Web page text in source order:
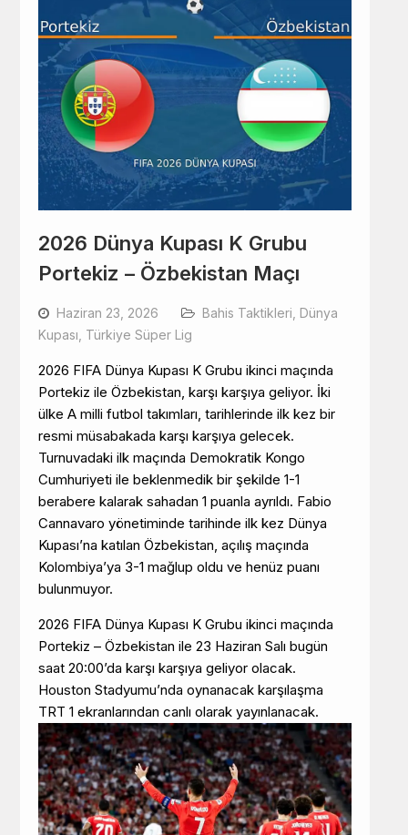
2026 Dünya Kupası K Grubu
Portekiz – Özbekistan Maçı
Haziran 23, 2026 Bahis Taktikleri Dünya
Kupası Türkiye Süper Lig
2026 FIFA Dünya Kupası K Grubu ikinci maçında
Portekiz ile Özbekistan, karşı karşıya geliyor. İki
ülke A milli futbol takımları, tarihlerinde ilk kez bir
resmi müsabakada karşı karşıya gelecek.
Turnuvadaki ilk maçında Demokratik Kongo
Cumhuriyeti ile beklenmedik bir şekilde 1-1
berabere kalarak sahadan 1 puanla ayrıldı. Fabio
Cannavaro yönetiminde tarihinde ilk kez Dünya
Kupası’na katılan Özbekistan, açılış maçında
Kolombiya’ya 3-1 mağlup oldu ve henüz puanı
bulunmuyor.
2026 FIFA Dünya Kupası K Grubu ikinci maçında
Portekiz – Özbekistan ile 23 Haziran Salı bugün
saat 20:00’da karşı karşıya geliyor olacak.
Houston Stadyumu’nda oynanacak karşılaşma
TRT 1 ekranlarından canlı olarak yayınlanacak.